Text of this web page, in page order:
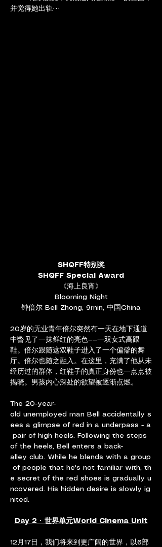
并觉得她出轨···
SHQFF特别奖
SHQFF Special Award
《海上良宵》
Blooming Night
钟倍尔 Bell Zhong, 9min, 中国China
20岁的无业青年倍尔突然有一天在地下通道
中瞥见了一抹鲜红的亮色——一双女式高跟
鞋。倍尔跟随这双鞋子进入了一个偏僻的舞
厅。倍尔也随之融入。在这里，充满了他从未
经历过的群体，红鞋子的真正身份也一点点被
揭晓。男孩内心深处的欲望被逐渐点燃。
The 20-year-
old unemployed man Bell accidentally s
ees a glimpse of red in a underpass - a
pair of high heels. Following the steps
of the heels, Bell enters a back-
alley club. While he blends with a group
of people that he's not familiar with, th
e secret of the red shoes is gradually u
ncovered. His hidden desire is slowly ig
nited.
Day 2 · 世界单元World Cinema Unit
12月17日，我们将来到更广阔的世界，以6部